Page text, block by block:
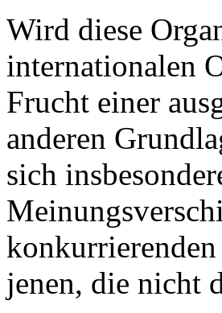
Wird diese
internationalen
Frucht einer
anderen
sich
jenen, die nicht